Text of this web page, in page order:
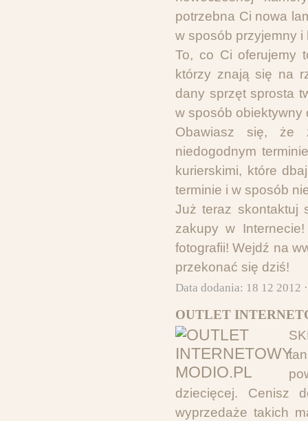
potrzebna Ci nowa
w sposób przyjemny
To, co Ci oferujemy
którzy znają się na
dany sprzęt sprosta
w sposób obiektywny
Obawiasz się, że
niedogodnym
kurierskimi, które
terminie i w sposób
Już teraz skontaktuj
zakupy w
fotografii! Wejdź na
przekonać się dziś!
Data dodania: 18 12 2012
OUTLET
dziecięcej. Cenisz
wyprzedaże takich